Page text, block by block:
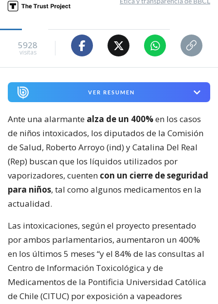
5928
visitas
VER RESUMEN
Ante una alarmante alza de un 400%en los casos
de niños intoxicados, los diputados de la Comisión
de Salud, Roberto Arroyo (ind) y Catalina Del Real
(Rep) buscan que los líquidos utilizados por
vaporizadores, cuenten con un cierre de seguridad
para niños, tal como algunos medicamentos en la
actualidad.
Las intoxicaciones, según el proyecto presentado
por ambos parlamentarios, aumentaron un 400%
en los últimos 5 meses “y el 84% de las consultas al
Centro de Información Toxicológica y de
Medicamentos de la Pontificia Universidad Católica
de Chile (CITUC) por exposición a vapeadores